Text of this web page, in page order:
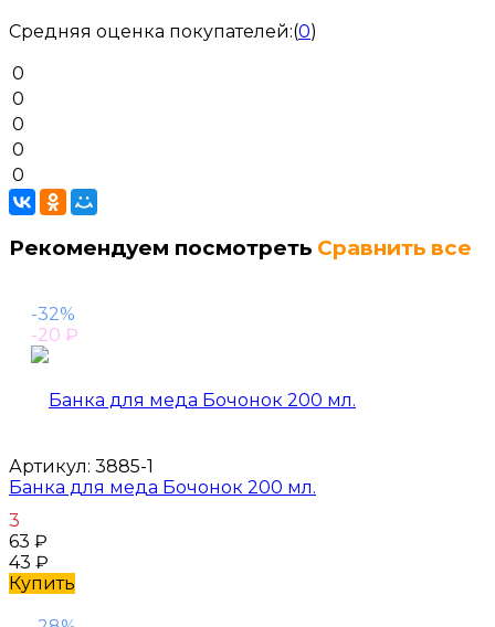
Средняя оценка покупателей:(0)
0
0
0
0
0
Рекомендуем посмотреть Сравнить все
-32%
-20 ₽
Артикул: 3885-1
Банка для меда Бочонок 200 мл.
3
63 ₽
43 ₽
Купить